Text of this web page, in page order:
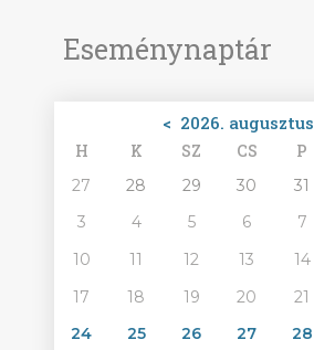
Eseménynaptár
< 2026. augusztus
H K SZ CS P
27 28 29 30 31
3
4 5 6 7
10
11 12 13 14
17
18 19 20 21
24
25 26 27 28